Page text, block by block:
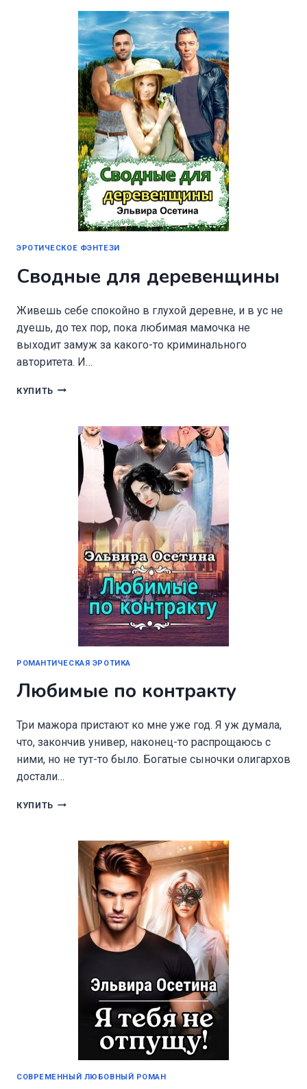
СУККУБЫ
ЭРОТИЧЕСКОЕ ФЭНТЕЗИ
Сводные для деревенщины
Живешь себе спокойно в глухой деревне, и в ус не
дуешь, до тех пор, пока любимая мамочка не
выходит замуж за какого-то криминального
авторитета. И…
КУПИТЬ СВОДНЫЕ
РОМАНТИЧЕСКАЯ ЭРОТИКА
Любимые по контракту
Три мажора пристают ко мне уже год. Я уж думала,
что, закончив универ, наконец-то распрощаюсь с
ними, но не тут-то было. Богатые сыночки олигархов
достали…
КУПИТЬ ЛЮБИМЫЕ
СОВРЕМЕННЫЙ ЛЮБОВНЫЙ РОМАН